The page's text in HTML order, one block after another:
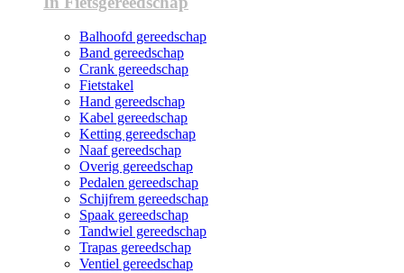
Balhoofd gereedschap
Band gereedschap
Crank gereedschap
Fietstakel
Hand gereedschap
Kabel gereedschap
Ketting gereedschap
Naaf gereedschap
Overig gereedschap
Pedalen gereedschap
Schijfrem gereedschap
Spaak gereedschap
Tandwiel gereedschap
Trapas gereedschap
Ventiel gereedschap